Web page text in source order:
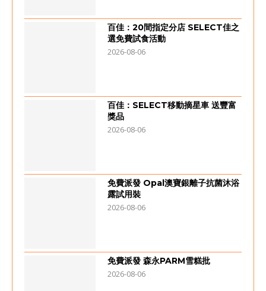
百佳：20間指定分店 SELECT佳之
選免費試食活動
2026-08-06
百佳：SELECT移動摘星車 送豐富
獎品
2026-08-06
免費派發 Opal澳寶銀離子抗菌沐浴
露試用裝
2026-08-06
免費派發 森永PARM雪糕批
2026-08-06